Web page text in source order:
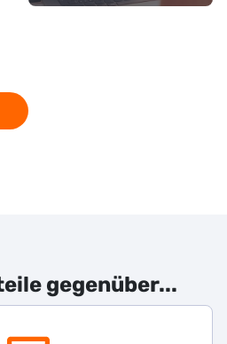
gegenüber...